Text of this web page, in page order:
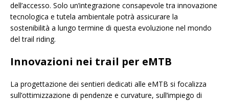
dell’accesso. Solo un’integrazione consapevole tra innovazione
tecnologica e tutela ambientale potrà assicurare la
sostenibilità a lungo termine di questa evoluzione nel mondo
del trail riding.
Innovazioni nei trail per eMTB
La progettazione dei sentieri dedicati alle eMTB si focalizza
sull’ottimizzazione di pendenze e curvature, sull’impiego di